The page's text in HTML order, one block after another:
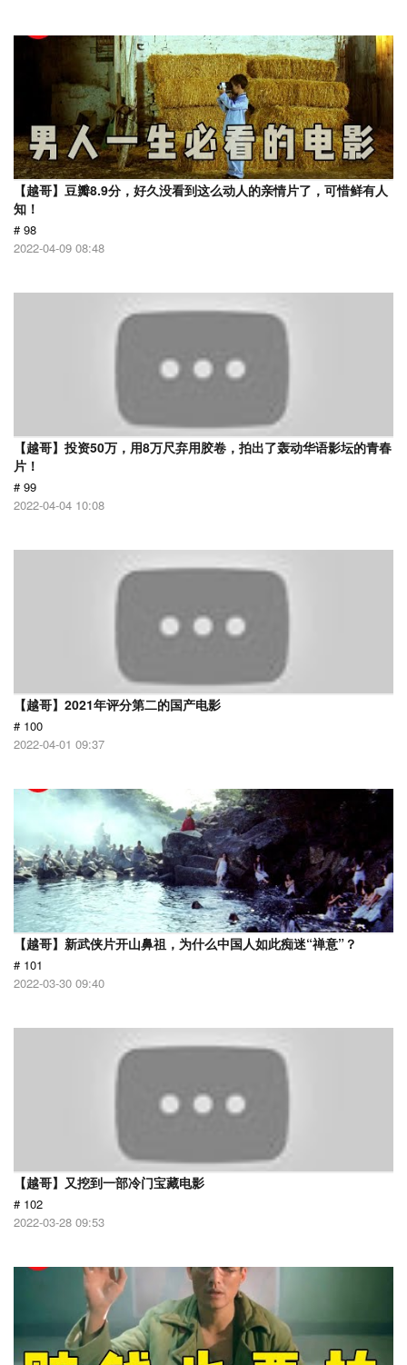
【越哥】豆瓣8.9分，好久没看到这么动人的亲情片了，可惜鲜有人
知！
# 98
2022-04-09 08:48
【越哥】投资50万，用8万尺弃用胶卷，拍出了轰动华语影坛的青春
片！
# 99
2022-04-04 10:08
【越哥】2021年评分第二的国产电影
# 100
2022-04-01 09:37
【越哥】新武侠片开山鼻祖，为什么中国人如此痴迷“禅意”？
# 101
2022-03-30 09:40
【越哥】又挖到一部冷门宝藏电影
# 102
2022-03-28 09:53